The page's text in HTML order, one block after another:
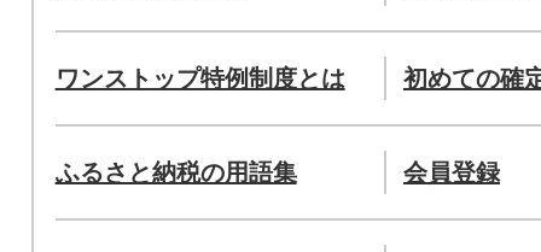
ワンストップ特例制度とは 初めての確
ふるさと納税の用語集 会員登録